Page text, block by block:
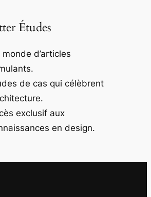
Études
monde d’articles
de cas qui célèbrent
exclusif aux
en design.